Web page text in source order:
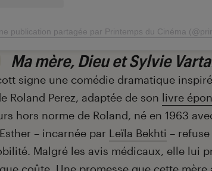
publication partagée par Printemps du Cinéma
Ma mère, Dieu et Sylvie
signe une comédie dramatique
Roland Perez, adaptée de son livre
hors norme de Roland, né en 1963
– incarnée par Leïla Bekhti –
Malgré les avis médicaux, elle lui